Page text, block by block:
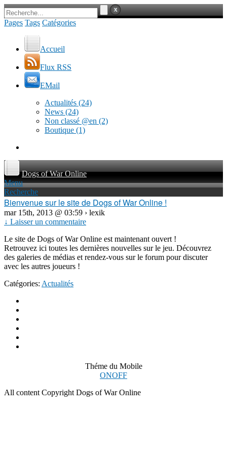
Pages Tags Catégories
Accueil
Flux RSS
EMail
Actualités (24)
News (24)
Non classé @en (2)
Boutique (1)
Dogs of War Online
Menu
Recherche
Bienvenue sur le site de Dogs of War Online !
mar 15th, 2013 @ 03:59 › lexik
↓ Laisser un commentaire
Le site de Dogs of War Online est maintenant ouvert !
Retrouvez ici toutes les dernières nouvelles sur le jeu. Découvrez
des galeries de médias et rendez-vous sur le forum pour discuter
avec les autres joueurs !
Catégories: Actualités
Théme du Mobile
ONOFF
All content Copyright Dogs of War Online